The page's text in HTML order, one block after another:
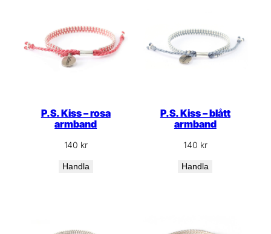
P.S. Kiss – rosa
armband
140 kr
Handla
P.S. Kiss – blått
armband
140 kr
Handla